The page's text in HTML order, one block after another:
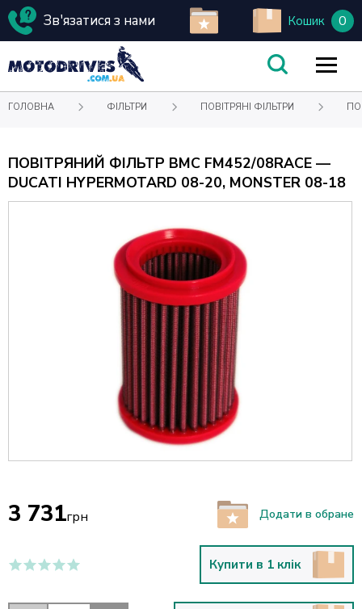
Зв'язатися з нами Кошик 0
ГОЛОВНА ФІЛЬТРИ ПОВІТРЯНІ ФІЛЬТРИ
ПОВІТРЯНИЙ ФІЛЬТР BMC FM452/08RACE —
DUCATI HYPERMOTARD 08-20, MONSTER 08-18
3 731грн Додати в обране
Купити в 1 клік